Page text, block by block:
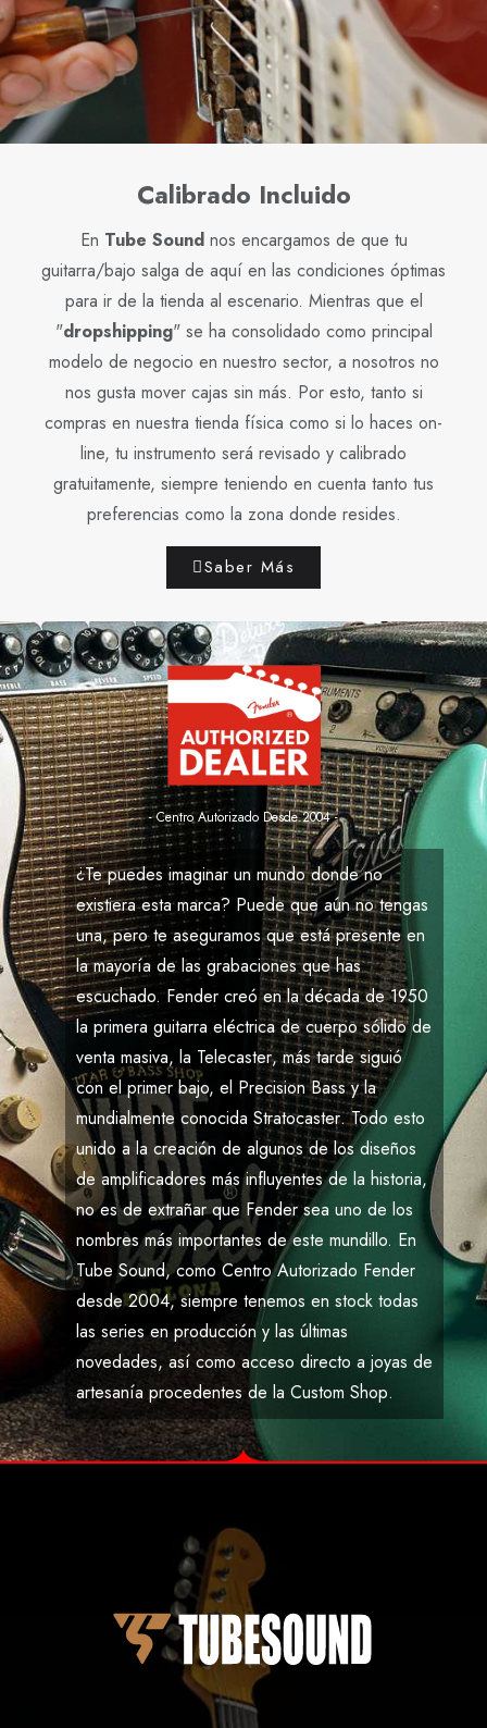
Calibrado Incluido
En Tube Soundnos encargamos de que tu
guitarra/bajo salga de aquí en las condiciones óptimas
para ir de la tienda al escenario. Mientras que el
"dropshipping" se ha consolidado como principal
modelo de negocio en nuestro sector, a nosotros no
nos gusta mover cajas sin más. Por esto, tanto si
compras en nuestra tienda física como si lo haces on-
line, tu instrumento será revisado y calibrado
gratuitamente, siempre teniendo en cuenta tanto tus
preferencias como la zona donde resides.
Saber Más
- Centro Autorizado Desde 2004 -
¿Te puedes imaginar un mundo donde no
existiera esta marca? Puede que aún no tengas
una, pero te aseguramos que está presente en
la mayoría de las grabaciones que has
escuchado. Fender creó en la década de1950
la primera guitarra eléctrica de cuerpo sólido de
venta masiva, la Telecaster, más tarde siguió
con el primer bajo, el Precision Bassy la
mundialmente conocida Stratocaster. Todo esto
unido a la creación de algunos de los diseños
de amplificadores más influyentes de la historia,
no es de extrañar que Fendersea uno de los
nombres más importantes de este mundillo. En
Tube Sound, como Centro Autorizado Fender
desde 2004, siempre tenemos en stock todas
las series en producción y las últimas
novedades, así como acceso directo a joyas de
artesanía procedentes de la Custom Shop.